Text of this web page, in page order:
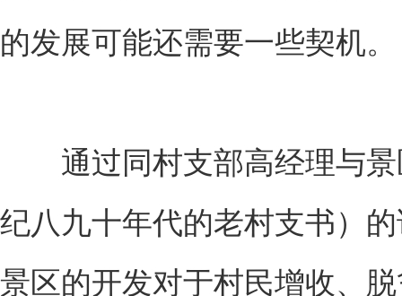
的发展可能还需要一些契机。
通过同村支部高经理与景
纪八九十年代的老村支书）
景区的开发对于村民增收、